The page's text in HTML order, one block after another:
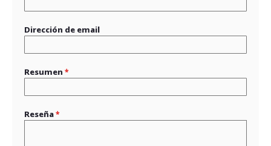
Dirección de email
Resumen
Reseña